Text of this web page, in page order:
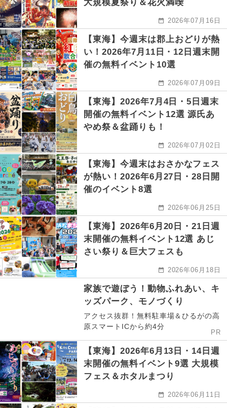
大規模夏祭り＆花火満喫
2026年07月16日
【東海】今週末は郡上おどりが熱
い！2026年7月11日・12日週末開
催の無料イベント10選
2026年07月09日
【東海】2026年7月4日・5日週末
開催の無料イベント12選 源氏あ
やめ祭＆盆踊りも！
2026年07月02日
【東海】今週末はおさかなフェス
が熱い！2026年6月27日・28日開
催のイベント8選
2026年06月25日
【東海】2026年6月20日・21日週
末開催の無料イベント12選 あじ
さい祭り＆巨大フェスも
2026年06月18日
家族で遊ぼう！動物ふれあい、キ
ッズパーク、モノづくり
アクセス抜群！無料駐車場＆ひるがの高
原スマートICから約4分
PR
【東海】2026年6月13日・14日週
末開催の無料イベント9選 大規模
フェス＆ホタルまつり
2026年06月11日